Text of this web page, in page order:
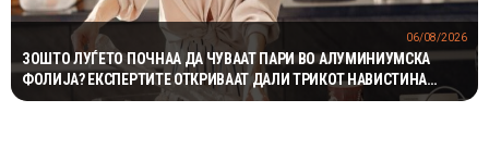
ЗОШТО ЛУЃЕТО ПОЧНАА ДА ЧУВААТ ПАРИ ВО АЛУМИНИУМСКА
ФОЛИЈА? ЕКСПЕРТИТЕ ОТКРИВААТ ДАЛИ ТРИКОТ НАВИСТИНА
ФУНКЦИОНИРА
06/08/2026